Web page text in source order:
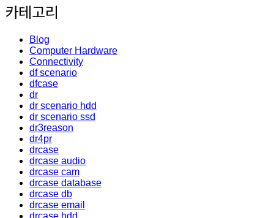
카테고리
Blog
Computer Hardware
Connectivity
df scenario
dfcase
dr
dr scenario hdd
dr scenario ssd
dr3reason
dr4pr
drcase
drcase audio
drcase cam
drcase database
drcase db
drcase email
drcase hdd